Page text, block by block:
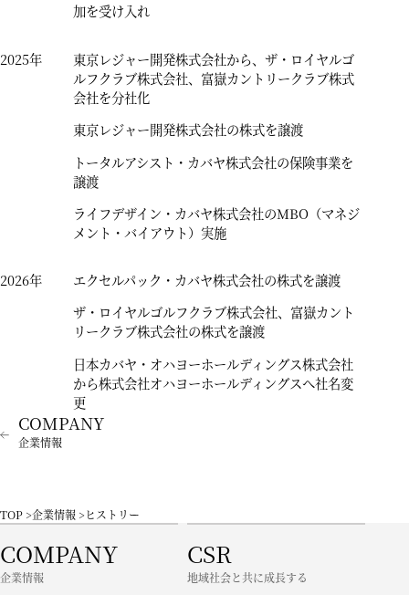
加を受け入れ
2025年
東京レジャー開発株式会社から、ザ・ロイヤルゴ
ルフクラブ株式会社、富嶽カントリークラブ株式
会社を分社化
東京レジャー開発株式会社の株式を譲渡
トータルアシスト・カバヤ株式会社の保険事業を
譲渡
ライフデザイン・カバヤ株式会社のMBO（マネジ
メント・バイアウト）実施
2026年
エクセルパック・カバヤ株式会社の株式を譲渡
ザ・ロイヤルゴルフクラブ株式会社、富嶽カント
リークラブ株式会社の株式を譲渡
日本カバヤ・オハヨーホールディングス株式会社
から株式会社オハヨーホールディングスへ社名変
更
企業情報
TOP 企業情報 ヒストリー
COMPANY
企業情報
CSR
地域社会と共に成長する